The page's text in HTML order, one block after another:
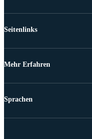
Seitenlinks
Mehr Erfahren
Sprachen